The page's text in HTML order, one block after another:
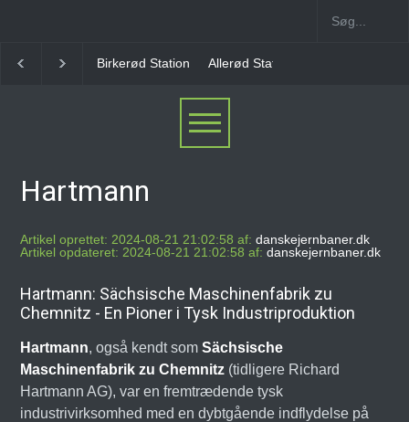
Birkerød Station Allerød Station
Hartmann
Artikel oprettet: 2024-08-21 21:02:58 af: danskejernbaner.dk
Artikel opdateret: 2024-08-21 21:02:58 af: danskejernbaner.dk
Hartmann: Sächsische Maschinenfabrik zu
Chemnitz - En Pioner i Tysk Industriproduktion
Hartmann, også kendt somSächsische
Maschinenfabrik zu Chemnitz (tidligere Richard
Hartmann AG), var en fremtrædende tysk
industrivirksomhed med en dybtgående indflydelse på